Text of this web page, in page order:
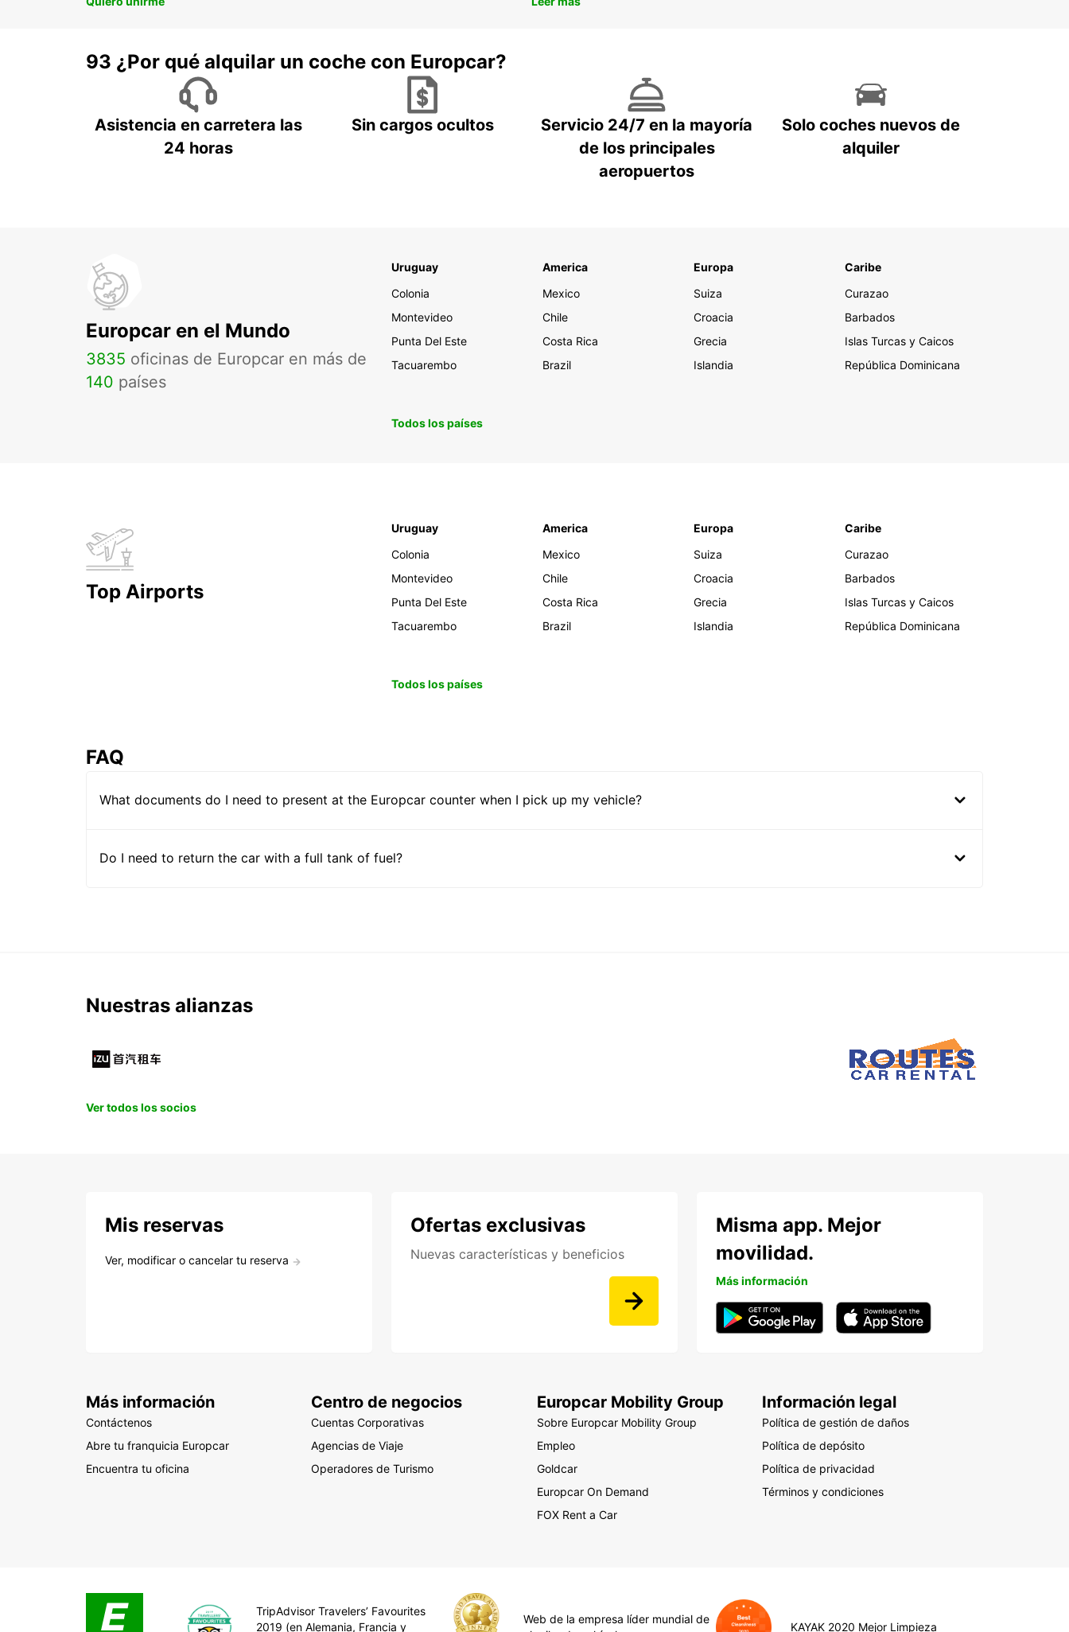
93 ¿Por qué alquilar un coche con Europcar?
Asistencia en carretera las
24 horas
Sin cargos ocultos
Servicio 24/7 en la mayoría
de los principales
aeropuertos
Solo coches nuevos de
alquiler
Europcar en el Mundo
3835 oficinas de Europcar en más de
140 países
Uruguay
Colonia
Montevideo
Punta Del Este
Tacuarembo
America
Mexico
Chile
Costa Rica
Brazil
Europa
Suiza
Croacia
Grecia
Islandia
Caribe
Curazao
Barbados
Islas Turcas y Caicos
República Dominicana
Todos los países
Top Airports
Uruguay
Colonia
Montevideo
Punta Del Este
Tacuarembo
America
Mexico
Chile
Costa Rica
Brazil
Europa
Suiza
Croacia
Grecia
Islandia
Caribe
Curazao
Barbados
Islas Turcas y Caicos
República Dominicana
Todos los países
FAQ
What documents do I need to present at the Europcar counter when I pick up my vehicle?
Do I need to return the car with a full tank of fuel?
Nuestras alianzas
Ver todos los socios
Mis reservas
Ver, modificar o cancelar tu reserva
Ofertas exclusivas
Nuevas características y beneficios
Misma app. Mejor
movilidad.
Más información
Más información
Contáctenos
Abre tu franquicia Europcar
Encuentra tu oficina
Centro de negocios
Cuentas Corporativas
Agencias de Viaje
Operadores de Turismo
Europcar Mobility Group
Sobre Europcar Mobility Group
Empleo
Goldcar
Europcar On Demand
FOX Rent a Car
Información legal
Política de gestión de daños
Política de depósito
Política de privacidad
Términos y condiciones
TripAdvisor Travelers’ Favourites
2019 (en Alemania, Francia y
Web de la empresa líder mundial de
KAYAK 2020 Mejor Limpieza